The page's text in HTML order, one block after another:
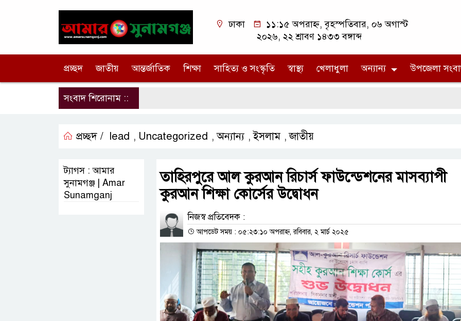
ঢাকা
১১:১৫ অপরাহ্ন, বৃহস্পতিবার, ০৬ অগাস্ট
২০২৬, ২২ শ্রাবণ ১৪৩৩ বঙ্গাব্দ
প্রচ্ছদ জাতীয় আন্তর্জাতিক শিক্ষা সাহিত্য ও সংস্কৃতি স্বাস্থ্য খেলাধুলা অন্যান্য উপজেলা
সংবাদ শিরোনাম ::
প্রচ্ছদ / lead , Uncategorized ,অন্যান্য ,ইসলাম ,জাতীয়
তাহিরপুরে আল কুরআন রিচার্স ফাউন্ডেশনের মাসব্যাপী
কুরআন শিক্ষা কোর্সের উদ্বোধন
নিজস্ব প্রতিবেদক :
আপডেট সময় : ০৫:২৩:১০ অপরাহ্ন, রবিবার, ২ মার্চ ২০২৫
ট্যাগস : আমার
সুনামগঞ্জ | Amar
Sunamganj